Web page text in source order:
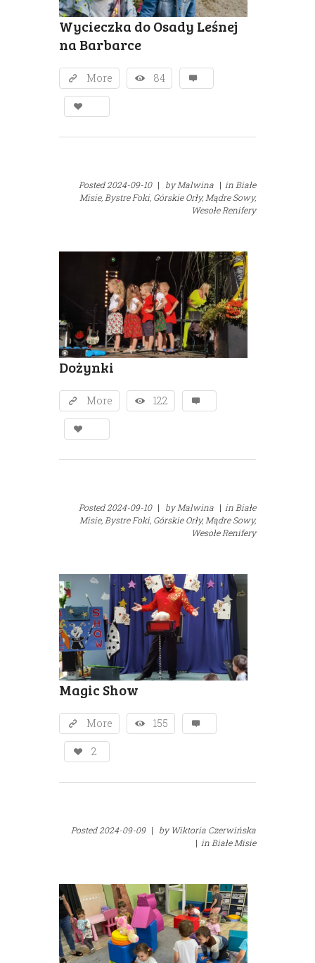
Wycieczka do Osady Leśnej
na Barbarce
More 84
Posted2024-09-10 | byMalwina | in Białe
Misie, Bystre Foki, Górskie Orły, Mądre Sowy,
Wesołe Renifery
Dożynki
More 122
Posted2024-09-10 | byMalwina | in Białe
Misie, Bystre Foki, Górskie Orły, Mądre Sowy,
Wesołe Renifery
Magic Show
More 155
2
Posted2024-09-09 | byWiktoria Czerwińska
| in Białe Misie